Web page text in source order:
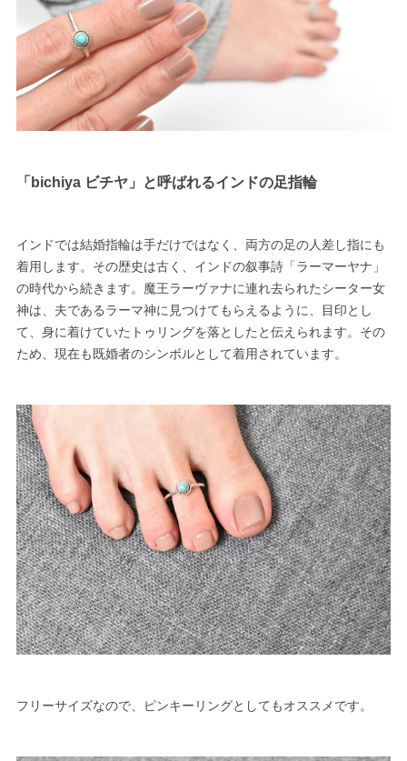
「bichiya ビチヤ」と呼ばれるインドの足指輪
インドでは結婚指輪は手だけではなく、両方の足の人差し指にも
着用します。その歴史は古く、インドの叙事詩「ラーマーヤナ」
の時代から続きます。魔王ラーヴァナに連れ去られたシーター女
神は、夫であるラーマ神に見つけてもらえるように、目印とし
て、身に着けていたトゥリングを落としたと伝えられます。その
ため、現在も既婚者のシンボルとして着用されています。
フリーサイズなので、ピンキーリングとしてもオススメです。